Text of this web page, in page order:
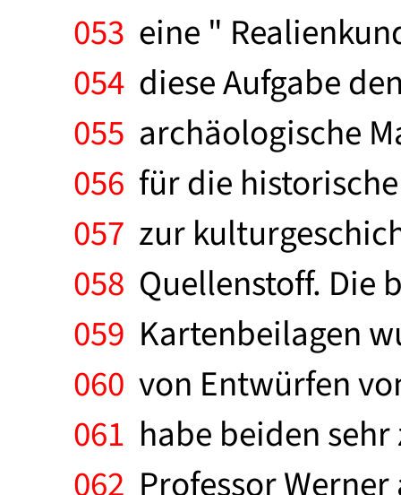
053 eine "
054 diese Aufgabe
055 archäologische
056 für die
057 zur
058 Quellenstoff. Die
059 Kartenbeilagen
060 von Entwürfen
061 habe beiden